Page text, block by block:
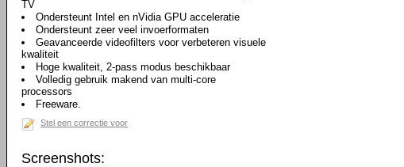
TV
Ondersteunt Intel en nVidia GPU acceleratie
Ondersteunt zeer veel invoerformaten
Geavanceerde videofilters voor verbeteren visuele
kwaliteit
Hoge kwaliteit, 2-pass modus beschikbaar
Volledig gebruik makend van multi-core
processors
Freeware.
Stel een correctie voor
Screenshots: